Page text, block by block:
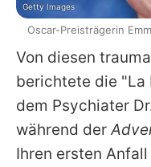
Von diesen
berichtete die "La
dem Psychiater
während der
Ihren ersten
Getty Images
Oscar-Preisträgerin